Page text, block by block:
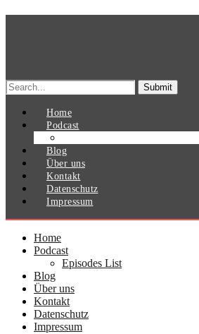
Search
for:
Home
Podcast
Blog
Über uns
Kontakt
Datenschutz
Impressum
Home
Podcast
Episodes List
Blog
Über uns
Kontakt
Datenschutz
Impressum